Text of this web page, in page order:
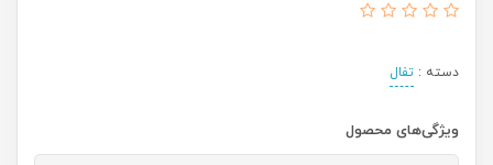
دسته : تفال
ویژگی‌های محصول